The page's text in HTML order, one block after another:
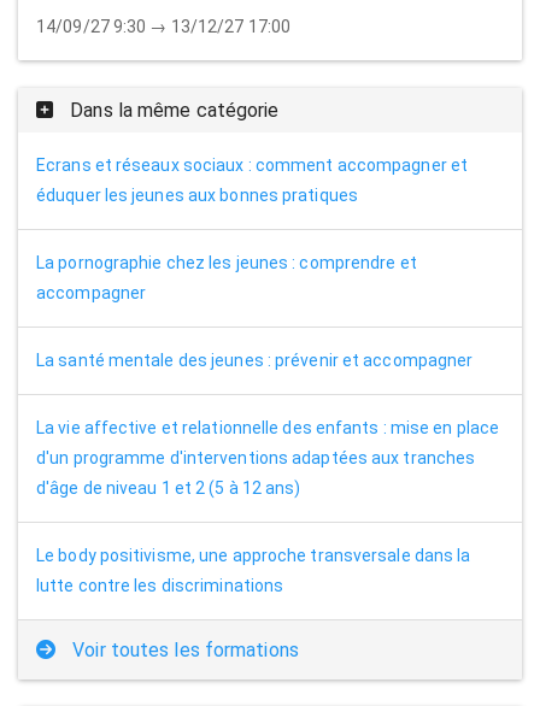
14/09/27 9:30 → 13/12/27 17:00
Dans la même catégorie
Ecrans et réseaux sociaux : comment accompagner et
éduquer les jeunes aux bonnes pratiques
La pornographie chez les jeunes : comprendre et
accompagner
La santé mentale des jeunes : prévenir et accompagner
La vie affective et relationnelle des enfants : mise en place
d'un programme d'interventions adaptées aux tranches
d'âge de niveau 1 et 2 (5 à 12 ans)
Le body positivisme, une approche transversale dans la
lutte contre les discriminations
Voir toutes les formations